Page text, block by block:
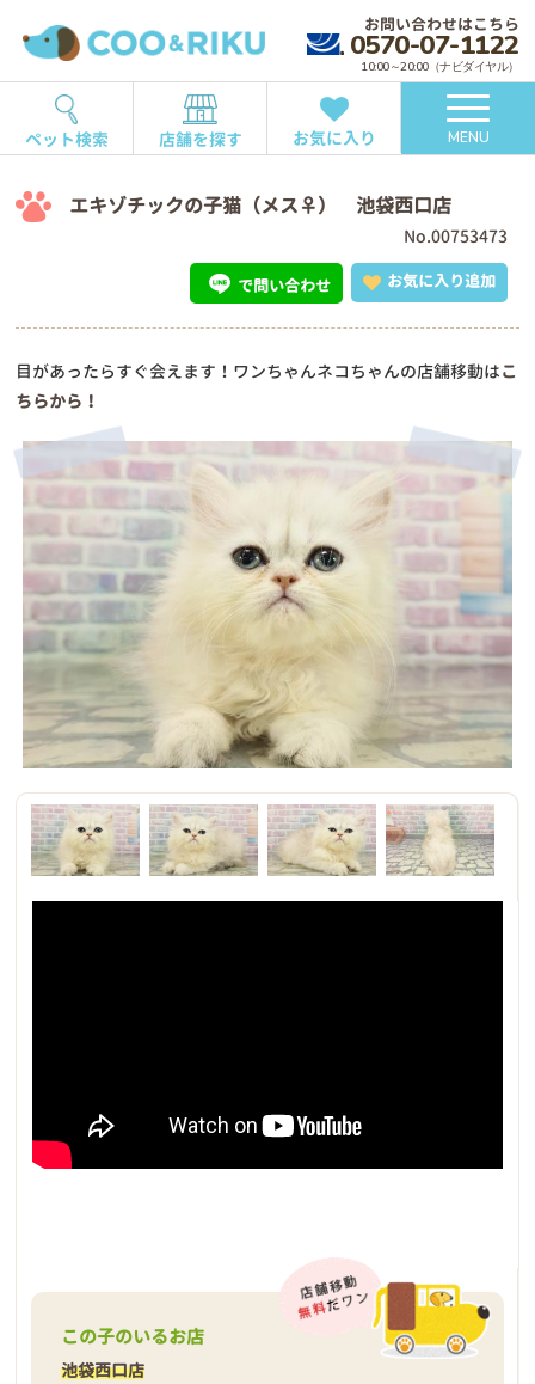
お問い合わせはこちら
0570-07-1122
10:00～20:00（ナビダイヤル）
ペット検索 店舗を探す お気に入り MENU
エキゾチックの子猫（メス♀） 池袋西口店
No.00753473
お気に入り追加
で問い合わせ
目があったらすぐ会えます！ワンちゃんネコちゃんの店舗移動はこ
ちらから！
この子のいるお店
池袋西口店